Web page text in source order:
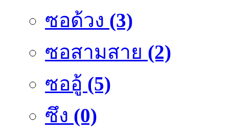
ซอด้วง (3)
ซอสามสาย (2)
ซออู้ (5)
ซึง (0)